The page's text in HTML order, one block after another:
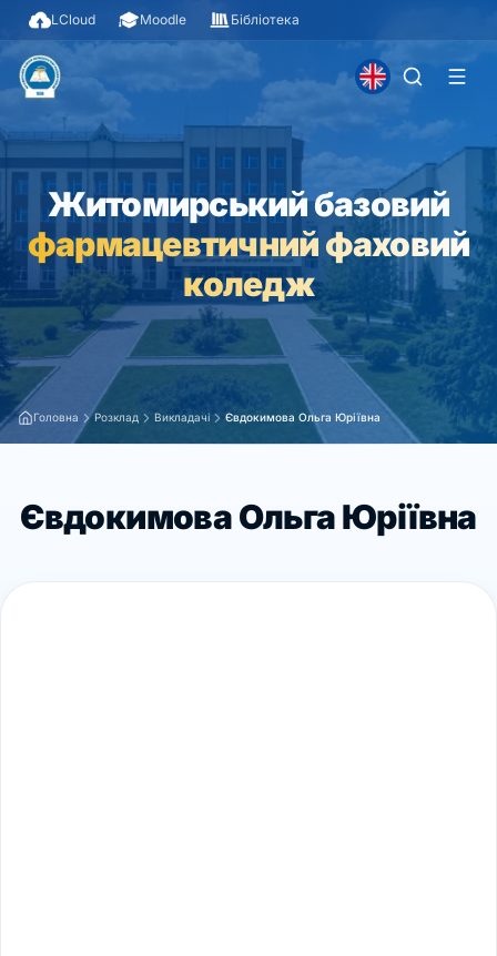
LCloud Moodle Бібліотека
Житомирський базовий
фармацевтичний фаховий
коледж
Головна Розклад Викладачі Євдокимова Ольга Юріївна
Євдокимова Ольга Юріївна